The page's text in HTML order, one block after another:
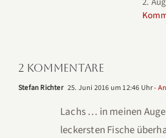
2 Kommentare
Stefan Richter 25. Juni 2016 um 12:46 Uhr-
Lachs … in meinen
leckersten Fische